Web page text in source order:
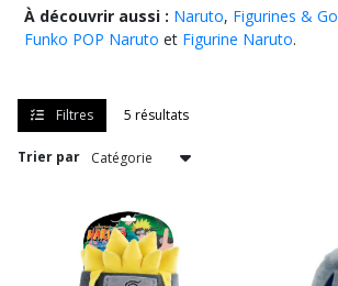
À découvrir aussi : Naruto, Figurines &
Funko POP Naruto et Figurine Naruto.
Filtres 5 résultats
Trier par
Figurine
Naruto
(40)